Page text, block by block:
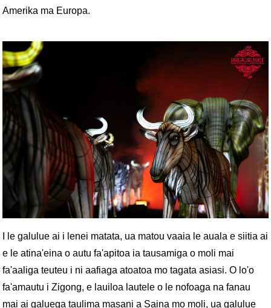
Amerika ma Europa.
I le galulue ai i lenei matata, ua matou vaaia le auala e siitia ai
e le atina'eina o autu fa'apitoa ia tausamiga o moli mai
fa'aaliga teuteu i ni aafiaga atoatoa mo tagata asiasi. O lo'o
fa'amautu i Zigong, e lauiloa lautele o le nofoaga na fanau
mai ai galuega taulima masani a Saina mo moli, ua galulue